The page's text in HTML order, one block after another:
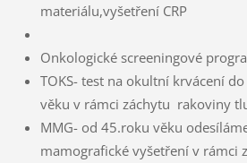
materiálu,vyšetření CRP
Onkologické screeningové
TOKS- test na okultní krvácení
věku v rámci záchytu rakoviny
MMG- od 45.roku věku
mamografické vyšetření v rámci